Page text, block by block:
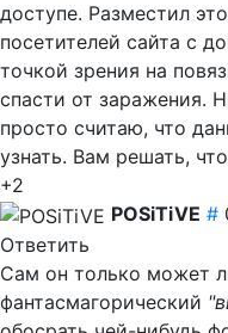
доступе. Разместил
посетителей сайта с
точкой зрения на
спасти от заражения.
просто считаю, что
узнать. Вам решать,
+2
POSiTiVE #
Ответить
Сам он только может
фантасмагорический